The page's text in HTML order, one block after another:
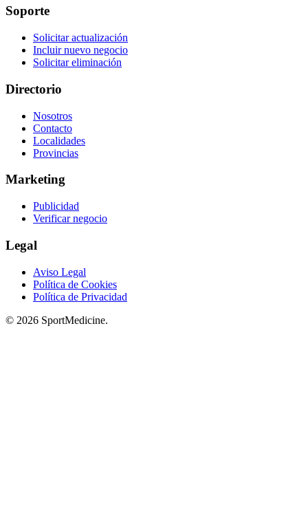
Soporte
Solicitar actualización
Incluir nuevo negocio
Solicitar eliminación
Directorio
Nosotros
Contacto
Localidades
Provincias
Marketing
Publicidad
Verificar negocio
Legal
Aviso Legal
Política de Cookies
Política de Privacidad
© 2026 SportMedicine.